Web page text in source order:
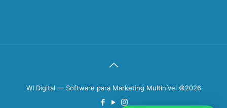
WI Digital — Software para Marketing Multinível ©2026